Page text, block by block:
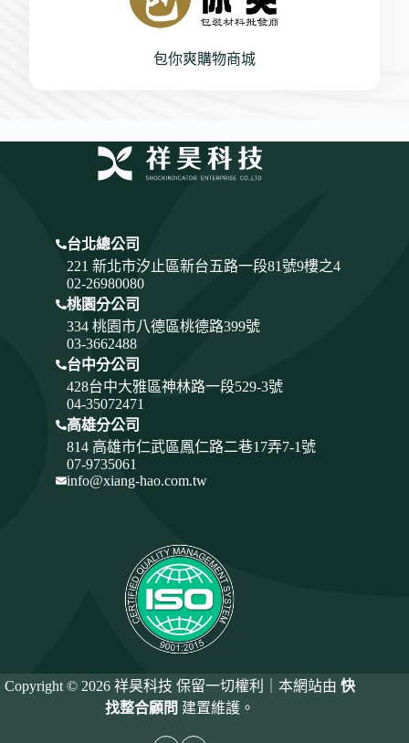
包你爽購物商城
台北總公司
221 新北市汐止區新台五路一段81號9樓之4
02-26980080
桃園分公司
334 桃園市八德區桃德路399號
03-3662488
台中分公司
428台中大雅區神林路一段529-3號
04-35072471
高雄分公司
814 高雄市仁武區鳳仁路二巷17弄7-1號
07-9735061
info@xiang-hao.com.tw
Copyright © 2026 祥昊科技 保留一切權利｜本網站由快
找整合顧問 建置維護。